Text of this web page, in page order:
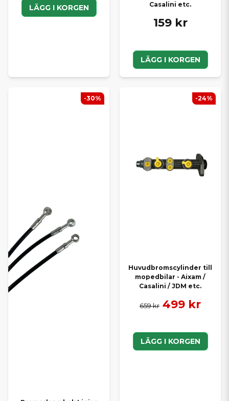
LÄGG I KORGEN
Casalini etc.
159 kr
LÄGG I KORGEN
-30%
Huvudbromscylinder till
mopedbilar - Aixam /
Casalini / JDM etc.
659 kr 499 kr
LÄGG I KORGEN
-24%